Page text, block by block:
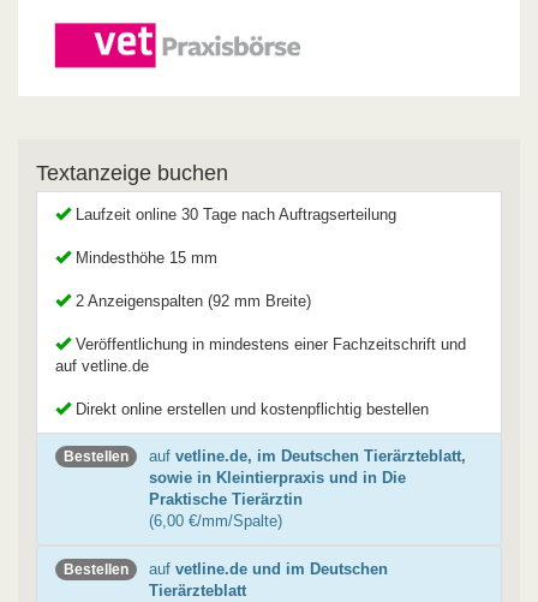
Textanzeige buchen
Laufzeit online 30 Tage nach Auftragserteilung
Mindesthöhe 15 mm
2 Anzeigenspalten (92 mm Breite)
Veröffentlichung in mindestens einer Fachzeitschrift und
auf vetline.de
Direkt online erstellen und kostenpflichtig bestellen
Bestellen auf vetline.de, im Deutschen Tierärzteblatt,
sowie in Kleintierpraxis und in Die
Praktische Tierärztin
(6,00 €/mm/Spalte)
Bestellen auf vetline.de und im Deutschen
Tierärzteblatt